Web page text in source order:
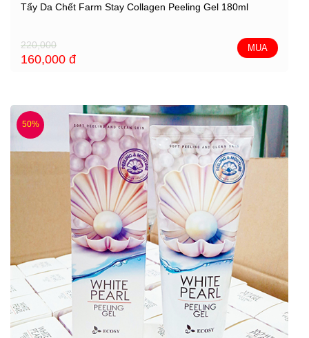
Tẩy Da Chết Farm Stay Collagen Peeling Gel 180ml
220,000
160,000 đ
MUA
50%